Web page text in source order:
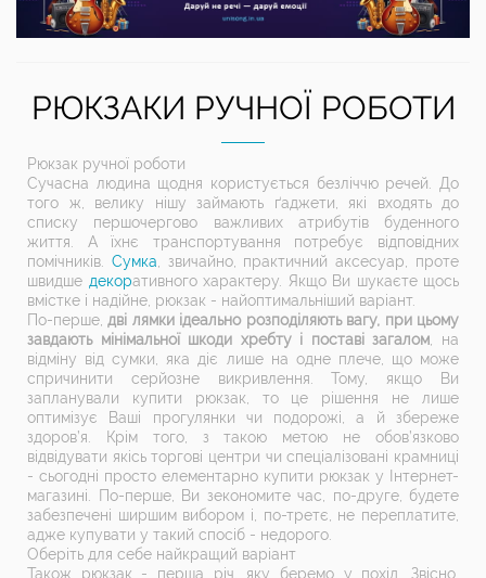
РЮКЗАКИ РУЧНОЇ РОБОТИ
Рюкзак ручної роботи
Сучасна людина щодня користується безліччю речей. До
того ж, велику нішу займають ґаджети, які входять до
списку першочергово важливих атрибутів буденного
життя. А їхнє транспортування потребує відповідних
помічників. Сумка , звичайно, практичний аксесуар, проте
швидше декоративного характеру. Якщо Ви шукаєте щось
вмістке і надійне, рюкзак - найоптимальніший варіант.
По-перше,дві лямки ідеально розподіляють вагу, при цьому
завдають мінімальної шкоди хребту і поставі загалом , на
відміну від сумки, яка діє лише на одне плече, що може
спричинити серйозне викривлення. Тому, якщо Ви
запланували купити рюкзак, то це рішення не лише
оптимізує Ваші прогулянки чи подорожі, а й збереже
здоров’я. Крім того, з такою метою не обов’язково
відвідувати якісь торгові центри чи спеціалізовані крамниці
- сьогодні просто елементарно купити рюкзак у Інтернет-
магазині. По-перше, Ви зекономите час, по-друге, будете
забезпечені ширшим вибором і, по-третє, не переплатите,
адже купувати у такий спосіб - недорого.
Оберіть для себе найкращий варіант
Також рюкзак - перша річ, яку беремо у похід. Звісно,